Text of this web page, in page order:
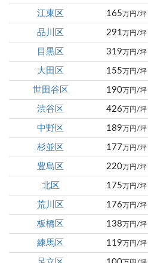
江東区 165万円/坪
品川区 291 万円/坪
目黒区 319万円/坪
大田区 155万円/坪
世田谷区 190万円/坪
渋谷区 426万円/坪
中野区 189万円/坪
杉並区 177万円/坪
豊島区 220万円/坪
北区 175万円/坪
荒川区 176万円/坪
板橋区 138万円/坪
練馬区 119万円/坪